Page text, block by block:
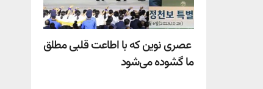
عصری نوین که با اطاعت قلبی مطلق
ما گشوده می‌شود